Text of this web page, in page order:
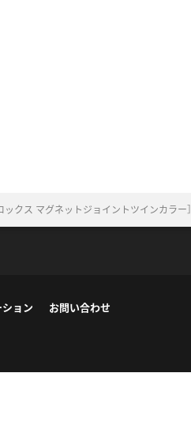
クス マグネットジョイントツインカラー］
ョン お問い合わせ